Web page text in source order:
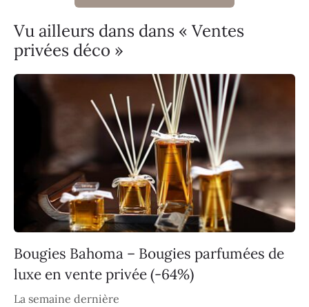
Vu ailleurs dans dans « Ventes
privées déco »
Bougies Bahoma – Bougies parfumées de
luxe en vente privée (-64%)
La semaine dernière